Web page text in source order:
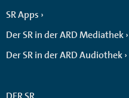
SR Apps
Der SR in der ARD Mediathek
Der SR in der ARD Audiothek